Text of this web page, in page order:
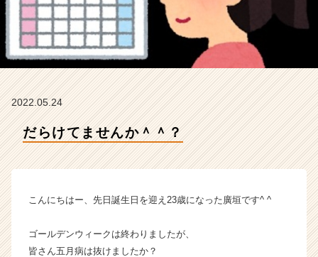
タ
イ
ム
ラ
イ
ン
チ
ー・
長
業
か
2022.05.24
だらけてませんか＾＾？
こんにちはー、先日誕生日を迎え23歳になった廣垣です^ ^
ゴールデンウィークは終わりましたが、
皆さん五月病は抜けましたか？